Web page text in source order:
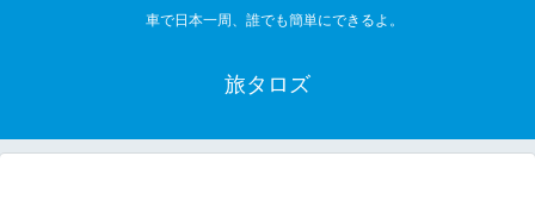
車で日本一周、誰でも簡単にできるよ。
旅タロズ